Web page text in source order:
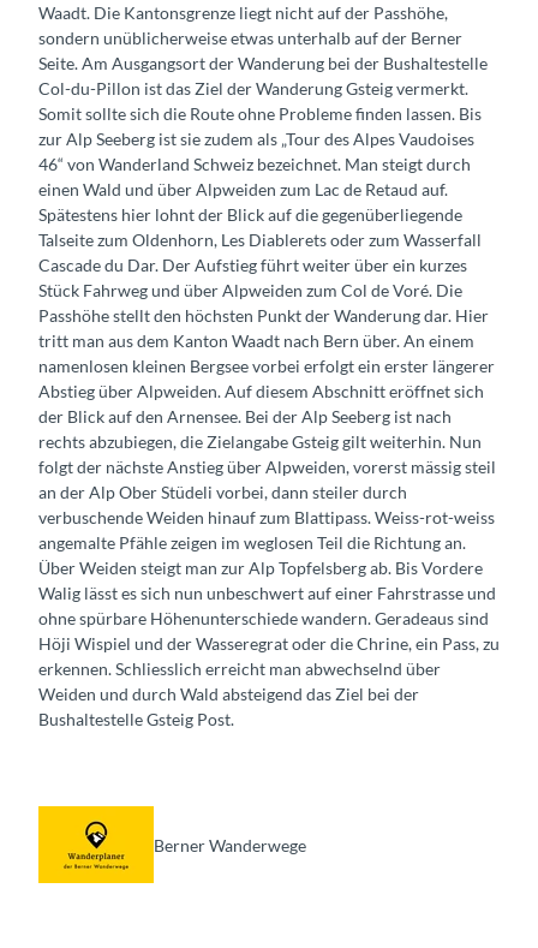
Waadt. Die Kantonsgrenze liegt nicht auf der Passhöhe,
sondern unüblicherweise etwas unterhalb auf der Berner
Seite. Am Ausgangsort der Wanderung bei der Bushaltestelle
Col-du-Pillon ist das Ziel der Wanderung Gsteig vermerkt.
Somit sollte sich die Route ohne Probleme finden lassen. Bis
zur Alp Seeberg ist sie zudem als „Tour des Alpes Vaudoises
46“ von Wanderland Schweiz bezeichnet. Man steigt durch
einen Wald und über Alpweiden zum Lac de Retaud auf.
Spätestens hier lohnt der Blick auf die gegenüberliegende
Talseite zum Oldenhorn, Les Diablerets oder zum Wasserfall
Cascade du Dar. Der Aufstieg führt weiter über ein kurzes
Stück Fahrweg und über Alpweiden zum Col de Voré. Die
Passhöhe stellt den höchsten Punkt der Wanderung dar. Hier
tritt man aus dem Kanton Waadt nach Bern über. An einem
namenlosen kleinen Bergsee vorbei erfolgt ein erster längerer
Abstieg über Alpweiden. Auf diesem Abschnitt eröffnet sich
der Blick auf den Arnensee. Bei der Alp Seeberg ist nach
rechts abzubiegen, die Zielangabe Gsteig gilt weiterhin. Nun
folgt der nächste Anstieg über Alpweiden, vorerst mässig steil
an der Alp Ober Stüdeli vorbei, dann steiler durch
verbuschende Weiden hinauf zum Blattipass. Weiss-rot-weiss
angemalte Pfähle zeigen im weglosen Teil die Richtung an.
Über Weiden steigt man zur Alp Topfelsberg ab. Bis Vordere
Walig lässt es sich nun unbeschwert auf einer Fahrstrasse und
ohne spürbare Höhenunterschiede wandern. Geradeaus sind
Höji Wispiel und der Wasseregrat oder die Chrine, ein Pass, zu
erkennen. Schliesslich erreicht man abwechselnd über
Weiden und durch Wald absteigend das Ziel bei der
Bushaltestelle Gsteig Post.
Berner Wanderwege